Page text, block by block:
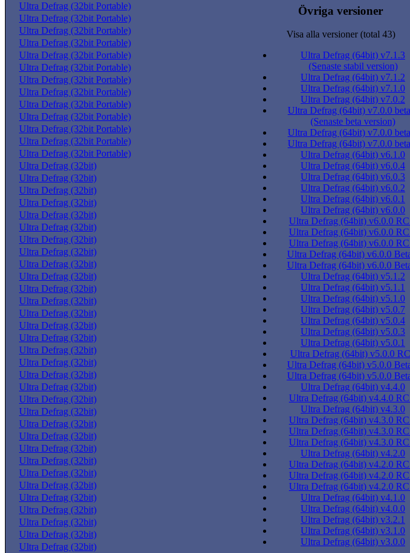
Ultra Defrag (32bit Portable)
Ultra Defrag (32bit Portable)
Ultra Defrag (32bit Portable)
Ultra Defrag (32bit Portable)
Ultra Defrag (32bit Portable)
Ultra Defrag (32bit Portable)
Ultra Defrag (32bit Portable)
Ultra Defrag (32bit Portable)
Ultra Defrag (32bit Portable)
Ultra Defrag (32bit Portable)
Ultra Defrag (32bit Portable)
Ultra Defrag (32bit Portable)
Ultra Defrag (32bit Portable)
Ultra Defrag (32bit)
Ultra Defrag (32bit)
Ultra Defrag (32bit)
Ultra Defrag (32bit)
Ultra Defrag (32bit)
Ultra Defrag (32bit)
Ultra Defrag (32bit)
Ultra Defrag (32bit)
Ultra Defrag (32bit)
Ultra Defrag (32bit)
Ultra Defrag (32bit)
Ultra Defrag (32bit)
Ultra Defrag (32bit)
Ultra Defrag (32bit)
Ultra Defrag (32bit)
Ultra Defrag (32bit)
Ultra Defrag (32bit)
Ultra Defrag (32bit)
Ultra Defrag (32bit)
Ultra Defrag (32bit)
Ultra Defrag (32bit)
Ultra Defrag (32bit)
Ultra Defrag (32bit)
Ultra Defrag (32bit)
Ultra Defrag (32bit)
Ultra Defrag (32bit)
Ultra Defrag (32bit)
Ultra Defrag (32bit)
Ultra Defrag (32bit)
Ultra Defrag (32bit)
Ultra Defrag (32bit)
Ultra Defrag (32bit)
Övriga versioner
Visa alla versioner (total 43)
Ultra Defrag (64bit) v7.1.3
(Senaste stabil version)
Ultra Defrag (64bit) v7.1.2
Ultra Defrag (64bit) v7.1.0
Ultra Defrag (64bit) v7.0.2
Ultra Defrag (64bit) v7.0.0
(Senaste beta version)
Ultra Defrag (64bit) v7.0.0
Ultra Defrag (64bit) v7.0.0
Ultra Defrag (64bit) v6.1.0
Ultra Defrag (64bit) v6.0.4
Ultra Defrag (64bit) v6.0.3
Ultra Defrag (64bit) v6.0.2
Ultra Defrag (64bit) v6.0.1
Ultra Defrag (64bit) v6.0.0
Ultra Defrag (64bit) v6.0.0
Ultra Defrag (64bit) v6.0.0
Ultra Defrag (64bit) v6.0.0
Ultra Defrag (64bit) v6.0.0
Ultra Defrag (64bit) v6.0.0
Ultra Defrag (64bit) v5.1.2
Ultra Defrag (64bit) v5.1.1
Ultra Defrag (64bit) v5.1.0
Ultra Defrag (64bit) v5.0.7
Ultra Defrag (64bit) v5.0.4
Ultra Defrag (64bit) v5.0.3
Ultra Defrag (64bit) v5.0.1
Ultra Defrag (64bit) v5.0.0
Ultra Defrag (64bit) v5.0.0
Ultra Defrag (64bit) v5.0.0
Ultra Defrag (64bit) v4.4.0
Ultra Defrag (64bit) v4.4.0
Ultra Defrag (64bit) v4.3.0
Ultra Defrag (64bit) v4.3.0
Ultra Defrag (64bit) v4.3.0
Ultra Defrag (64bit) v4.3.0
Ultra Defrag (64bit) v4.2.0
Ultra Defrag (64bit) v4.2.0
Ultra Defrag (64bit) v4.2.0
Ultra Defrag (64bit) v4.2.0
Ultra Defrag (64bit) v4.1.0
Ultra Defrag (64bit) v4.0.0
Ultra Defrag (64bit) v3.2.1
Ultra Defrag (64bit) v3.1.0
Ultra Defrag (64bit) v3.0.0